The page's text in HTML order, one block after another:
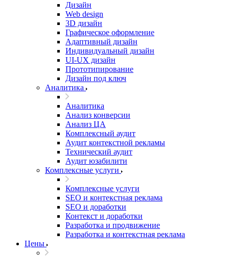
Дизайн
Web design
3D дизайн
Графическое оформление
Адаптивный дизайн
Индивидуальный дизайн
UI‑UX дизайн
Прототипирование
Дизайн под ключ
Аналитика
Аналитика
Анализ конверсии
Анализ ЦА
Комплексный аудит
Аудит контекстной рекламы
Технический аудит
Аудит юзабилити
Комплексные услуги
Комплексные услуги
SEO и контекстная реклама
SEO и доработки
Контекст и доработки
Разработка и продвижение
Разработка и контекстная реклама
Цены